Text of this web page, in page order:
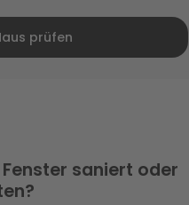
prüfen
saniert oder